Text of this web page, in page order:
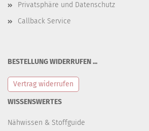
Privatsphäre und Datenschutz
Callback Service
BESTELLUNG WIDERRUFEN ...
Vertrag widerrufen
WISSENSWERTES
Nähwissen & Stoffguide